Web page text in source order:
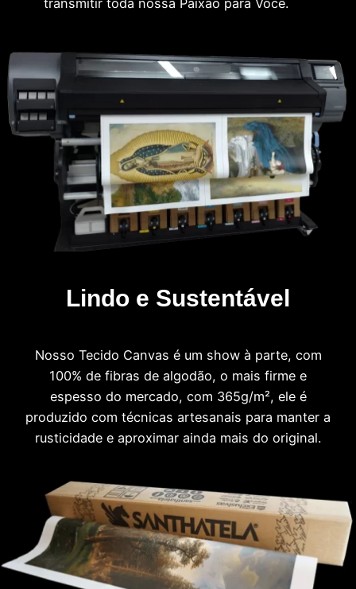
transmitir toda nossa Paixão para Você.
Lindo e Sustentável
Nosso Tecido Canvas é um show à parte, com
100% de fibras de algodão, o mais firme e
espesso do mercado, com 365g/m², ele é
produzido com técnicas artesanais para manter a
rusticidade e aproximar ainda mais do original.